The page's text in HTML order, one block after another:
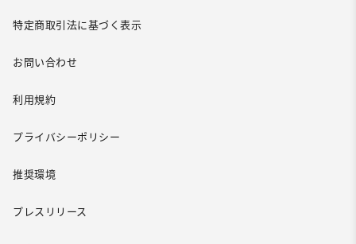
特定商取引法に基づく表示
お問い合わせ
利用規約
プライバシーポリシー
推奨環境
プレスリリース